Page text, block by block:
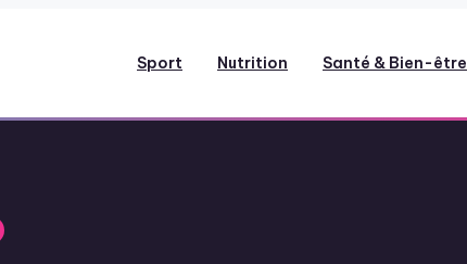
Sport Nutrition Santé & Bien-être